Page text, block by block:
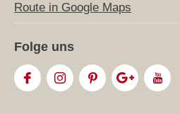
Route in Google Maps
Folge uns